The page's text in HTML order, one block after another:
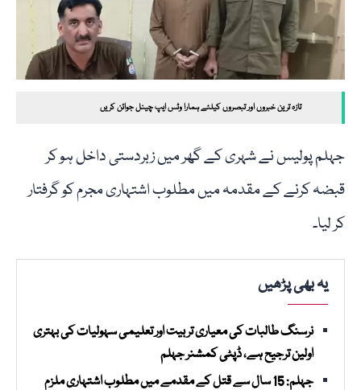
تازہ ترین خبروں اور تبصروں کیلئے ہمارا وٹس ایپ چینل جوائن کریں
جہلم پولیس نے شہری کے گھر میں زبردستی داخل ہو کر
قبضہ کرنے کے مقدمہ میں مطلوب اشتہاری مجرم کو گرفتار
کر لیا۔
یہ بھی پڑھیں
نرسنگ طالبات کی معیاری تربیت اور تعلیمی سہولیات کی بہتری
اولین ترجیح ہے، ڈپٹی کمشنر جہلم
جہلم: 15 سال سے قتل کے مقدمے میں مطلوب اشتہاری ملزم